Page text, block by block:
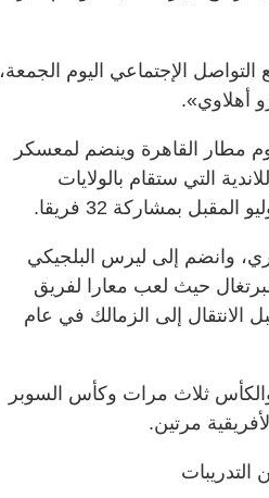
الإجتماعي اليوم الجمعة،
أهلاوي».
مطار القاهرة وينضم لمعسكر
التي ستقام بالولايات
وانضم إلى ليرس البلجيكي
البرتغال حيث لعب معارا لفريق
الانتقال إلى الزمالك في عام
ثلاث مرات وكأس السوبر
مرتين.